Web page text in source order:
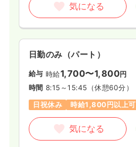
気になる
日勤のみ（パート）
給与 時給1,700〜1,800円
時間 8:15～15:45 （休憩60分）
日祝休み
時給1,800円以上可
気になる